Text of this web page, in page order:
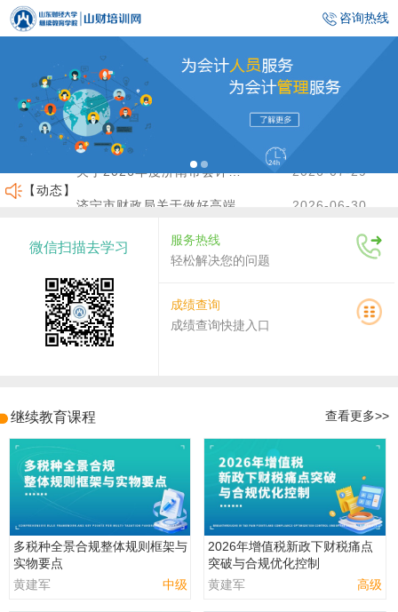
咨询热线
【动态】
沾化区财政局关于做好2026年度会计人员继续教育有关工作的通知 2026-04-02
微信扫描去学习
服务热线
轻松解决您的问题
成绩查询
成绩查询快捷入口
继续教育课程 查看更多>>
多税种全景合规整体规则框架与
实物要点
黄建军
中级
2026年增值税新政下财税痛点
突破与合规优化控制
黄建军
高级